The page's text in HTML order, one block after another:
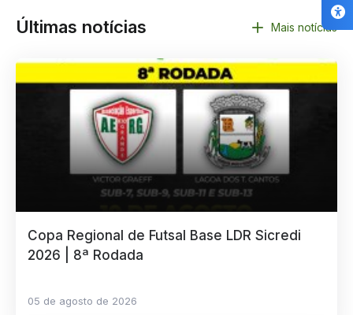
Últimas notícias Mais notícias
Copa Regional de Futsal Base LDR Sicredi
2026 | 8ª Rodada
05 de agosto de 2026